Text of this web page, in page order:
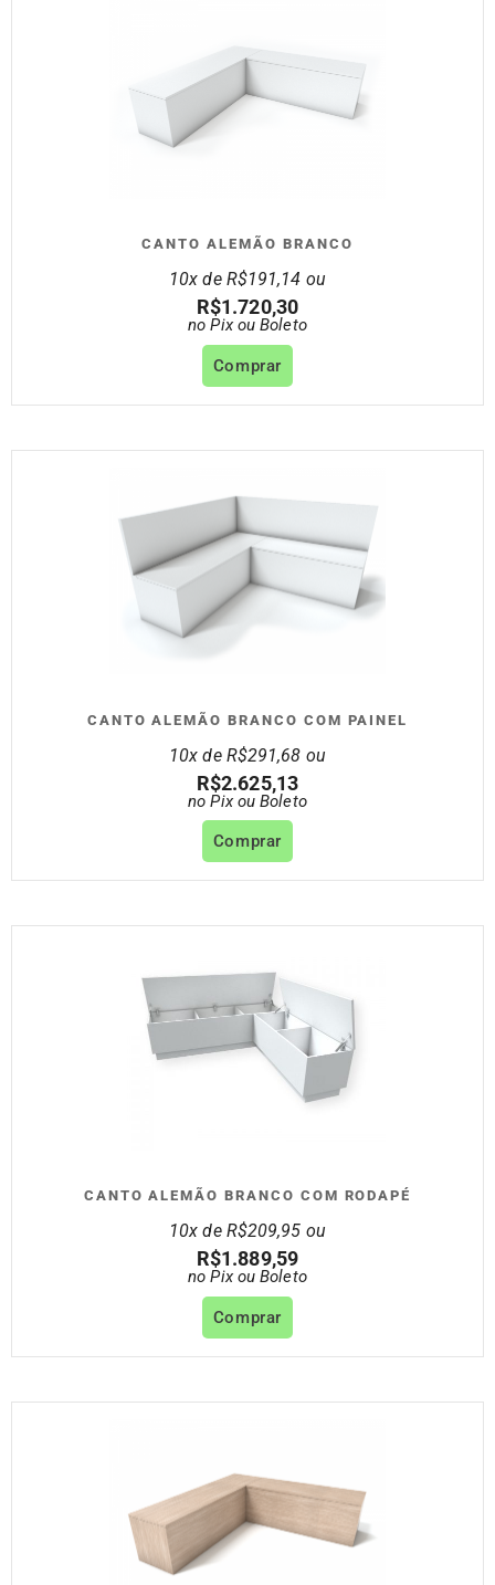
CANTO ALEMÃO BRANCO
10x de R$191,14 ou
R$1.720,30
no Pix ou Boleto
Comprar
CANTO ALEMÃO BRANCO COM PAINEL
10x de R$291,68 ou
R$2.625,13
no Pix ou Boleto
Comprar
CANTO ALEMÃO BRANCO COM RODAPÉ
10x de R$209,95 ou
R$1.889,59
no Pix ou Boleto
Comprar